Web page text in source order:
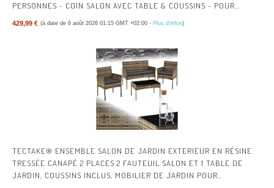
PERSONNES - COIN SALON AVEC TABLE & COUSSINS - POUR
JARDIN, BALCON, TERRASSE - CRÈME/SABLE
429,99 € (à date de 6 août 2026 01:15 GMT +02:00 - Plus d’infos)
TECTAKE® ENSEMBLE SALON DE JARDIN EXTERIEUR EN RÉSINE
TRESSÉE CANAPÉ 2 PLACES 2 FAUTEUIL SALON ET 1 TABLE DE
JARDIN, COUSSINS INCLUS, MOBILIER DE JARDIN POUR